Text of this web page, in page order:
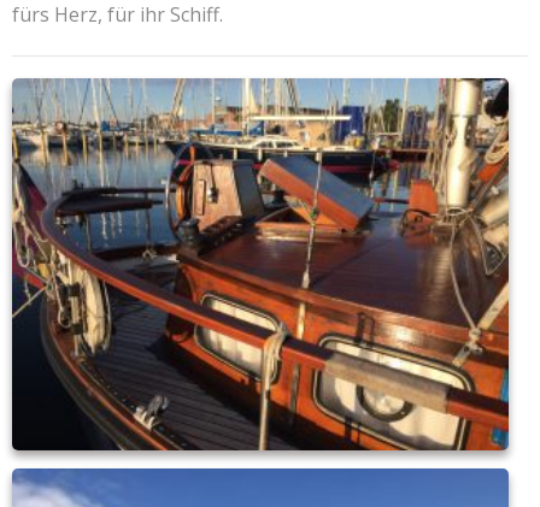
fürs Herz, für ihr Schiff.